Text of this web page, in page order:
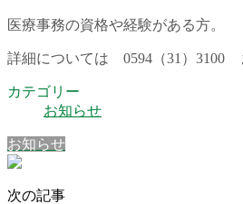
医療事務の資格や経験がある方。
詳細については 0594（31）3100
カテゴリー
お知らせ
お知らせ
次の記事